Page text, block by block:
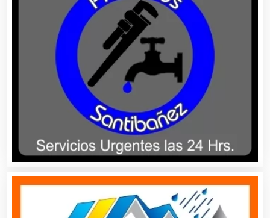
Artículos Publicitarios
Aseguradoras
Asesores Técnicos
Asesoría Fiscal